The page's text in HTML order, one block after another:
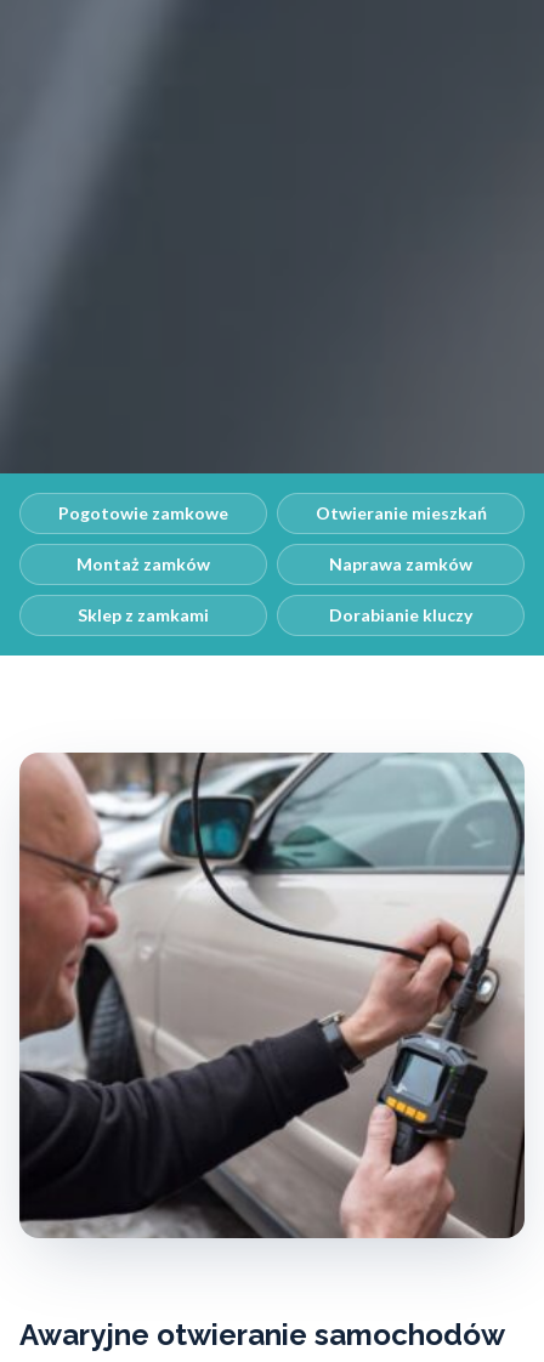
Pogotowie zamkowe Otwieranie mieszkań
Montaż zamków Naprawa zamków
Sklep z zamkami Dorabianie kluczy
Awaryjne otwieranie samochodów